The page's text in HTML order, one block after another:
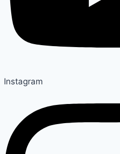
Instagram